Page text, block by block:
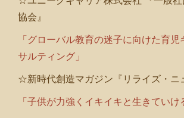
協会』
「グローバル教育の迷子に向けた育児
サルティング」
☆新時代創造マガジン『リライズ・ニ
「子供が力強くイキイキと生きていけ